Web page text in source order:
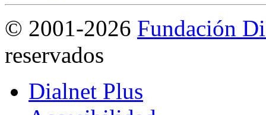
© 2001-2026 Fundación
reservados
Dialnet Plus